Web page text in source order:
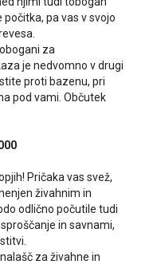
pa vas v svojo
za
je nedvomno v drugi
proti bazenu, pri
pod vami. Občutek
Pričaka vas svež,
živahnim in
odlično počutile tudi
in savnami,
za živahne in